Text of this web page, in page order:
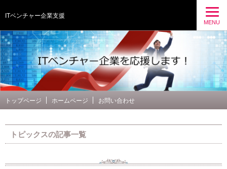
ITベンチャー企業支援
MENU
トップページ ホームページ お問い合わせ
トピックスの記事一覧